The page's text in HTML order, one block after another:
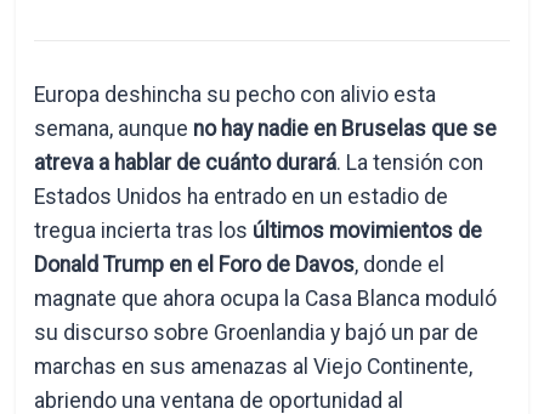
Europa deshincha su pecho con alivio esta
semana, aunque no hay nadie en Bruselas que se
atreva a hablar de cuánto durará. La tensión con
Estados Unidos ha entrado en un estadio de
tregua incierta tras los últimos movimientos de
Donald Trump en el Foro de Davos, donde el
magnate que ahora ocupa la Casa Blanca moduló
su discurso sobre Groenlandia y bajó un par de
marchas en sus amenazas al Viejo Continente,
abriendo una ventana de oportunidad al